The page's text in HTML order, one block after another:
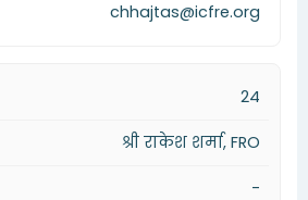
chhajtas@icfre.org
24
श्री राकेश शर्मा, FRO
-